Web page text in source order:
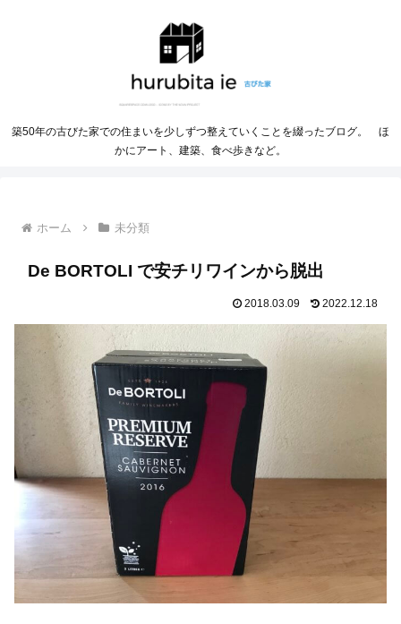
築50年の古びた家での住まいを少しずつ整えていくことを綴ったブログ。 ほ
かにアート、建築、食べ歩きなど。
ホーム 未分類
De BORTOLI で安チリワインから脱出
2018.03.09 2022.12.18